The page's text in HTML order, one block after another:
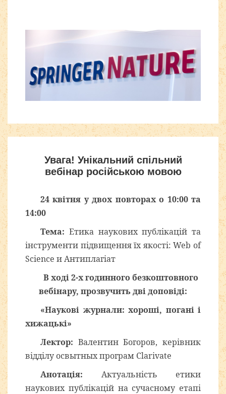
Увага! Унікальний спільний
вебінар російською мовою
24 квітня у двох повторах о 10:00 та
14:00
Тема: Етика наукових публікацій та
інструменти підвищення їх якості: Web of
Science и Антиплагіат
В ході 2-х годинного безкоштовного
вебінару, прозвучить дві доповіді:
«Наукові журнали: хороші, погані і
хижацькі»
Лектор: Валентин Богоров, керівник
відділу освытных програм Clarivate
Анотація: Актуальність етики
наукових публікацій на сучасному етапі